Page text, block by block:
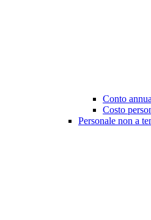
Conto
Costo
Personale non a